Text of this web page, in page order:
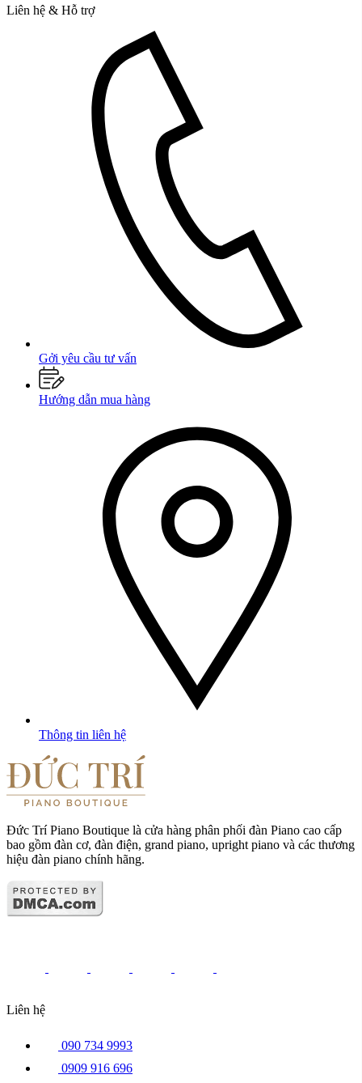
Liên hệ & Hỗ trợ
Gởi yêu cầu tư vấn
Hướng dẫn mua hàng
Thông tin liên hệ
Đức Trí Piano Boutique là cửa hàng phân phối đàn Piano cao cấp
bao gồm đàn cơ, đàn điện, grand piano, upright piano và các thương
hiệu đàn piano chính hãng.
Liên hệ
090 734 9993
0909 916 696